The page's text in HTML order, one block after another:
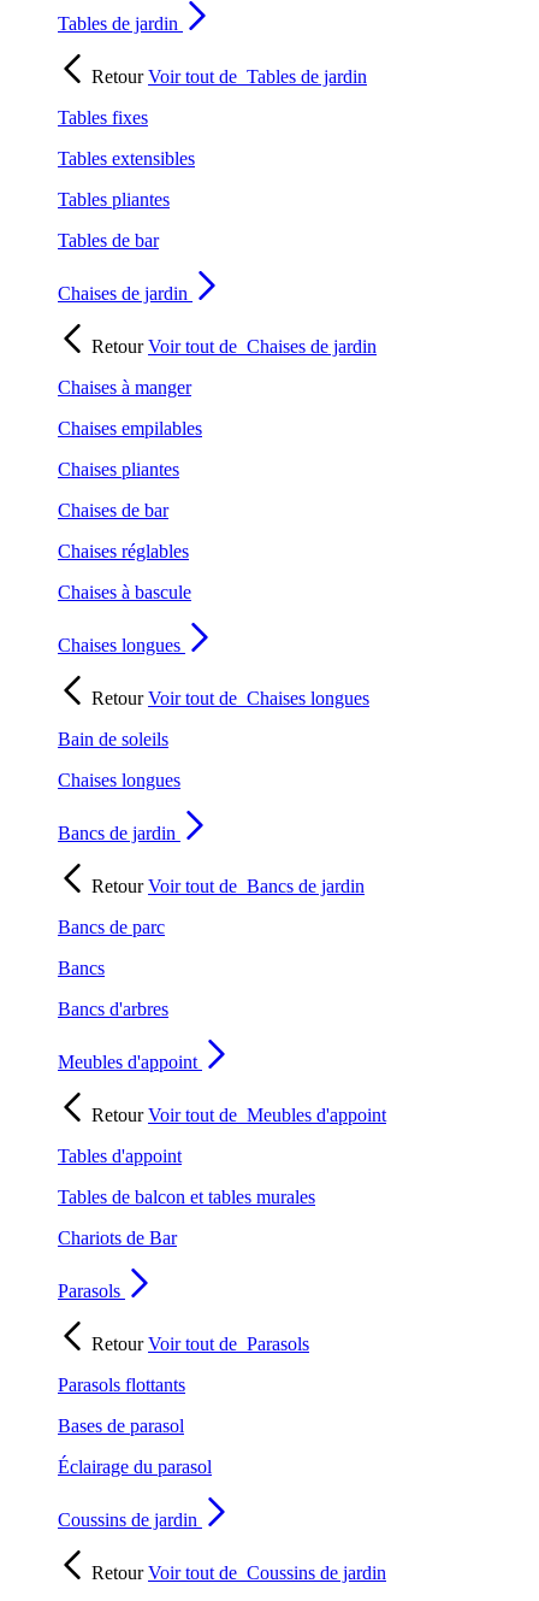
Tables de jardin
RetourVoir tout de Tables de jardin
Tables fixes
Tables extensibles
Tables pliantes
Tables de bar
Chaises de jardin
RetourVoir tout de Chaises de jardin
Chaises à manger
Chaises empilables
Chaises pliantes
Chaises de bar
Chaises réglables
Chaises à bascule
Chaises longues
RetourVoir tout de Chaises longues
Bain de soleils
Chaises longues
Bancs de jardin
RetourVoir tout de Bancs de jardin
Bancs de parc
Bancs
Bancs d'arbres
Meubles d'appoint
RetourVoir tout de Meubles d'appoint
Tables d'appoint
Tables de balcon et tables murales
Chariots de Bar
Parasols
RetourVoir tout de Parasols
Parasols flottants
Bases de parasol
Éclairage du parasol
Coussins de jardin
RetourVoir tout de Coussins de jardin